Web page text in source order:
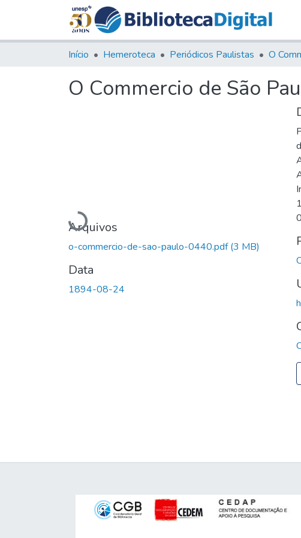
Início Hemeroteca Periódicos Paulistas O
O Commercio de São
Carregando...
Arquivos
o-commercio-de-sao-paulo-0440.pdf(3 MB)
Data
1894-08-24